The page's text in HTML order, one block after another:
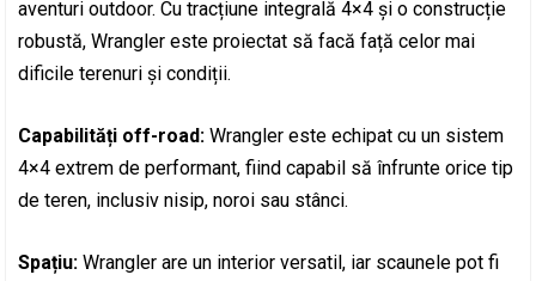
aventuri outdoor. Cu tracțiune integrală 4×4 și o construcție
robustă, Wrangler este proiectat să facă față celor mai
dificile terenuri și condiții.
Capabilități off-road: Wrangler este echipat cu un sistem
4×4 extrem de performant, fiind capabil să înfrunte orice tip
de teren, inclusiv nisip, noroi sau stânci.
Spațiu: Wrangler are un interior versatil, iar scaunele pot fi